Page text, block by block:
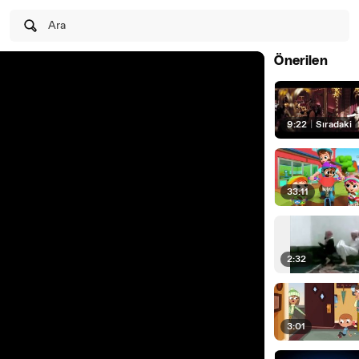
Ara
Önerilen
9:22 | Sıradaki
33:11
2:32
3:01